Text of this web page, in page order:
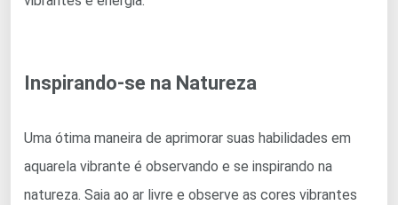
Inspirando-se na Natureza
Uma ótima maneira de aprimorar suas habilidades em
aquarela vibrante é observando e se inspirando na
natureza. Saia ao ar livre e observe as cores vibrantes